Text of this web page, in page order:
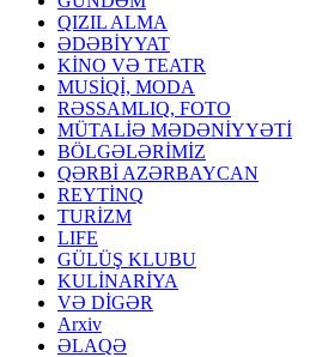
QIZIL ALMA
ƏDƏBİYYAT
KİNO VƏ TEATR
MUSİQİ, MODA
RƏSSAMLIQ, FOTO
MÜTALİƏ MƏDƏNİYYƏTİ
BÖLGƏLƏRİMİZ
QƏRBİ AZƏRBAYCAN
REYTİNQ
TURİZM
LIFE
GÜLÜŞ KLUBU
KULİNARİYA
VƏ DİGƏR
Arxiv
ƏLAQƏ